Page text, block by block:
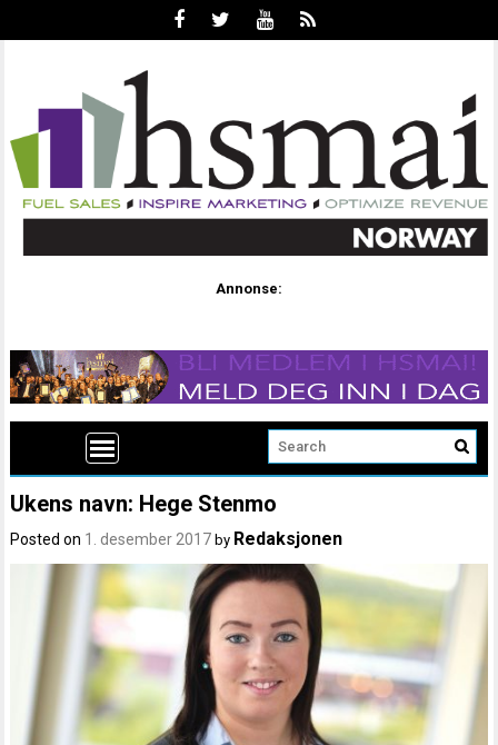
Annonse:
Ukens navn: Hege Stenmo
Posted on 1. desember 2017 by Redaksjonen